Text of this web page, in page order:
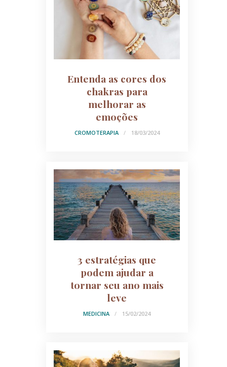
Entenda as cores dos
chakras para
melhorar as
emoções
CROMOTERAPIA 18/03/2024
3 estratégias que
podem ajudar a
tornar seu ano mais
leve
MEDICINA 15/02/2024